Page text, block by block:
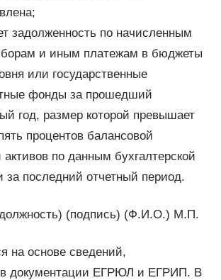
задолженность по начисленным
и иным платежам в бюджеты
или государственные
фонды за прошедший
год, размер которой превышает
процентов балансовой
по данным бухгалтерской
за последний отчетный период.
(подпись) (Ф.И.О.) М.П.
на основе сведений,
документации ЕГРЮЛ и ЕГРИП. В